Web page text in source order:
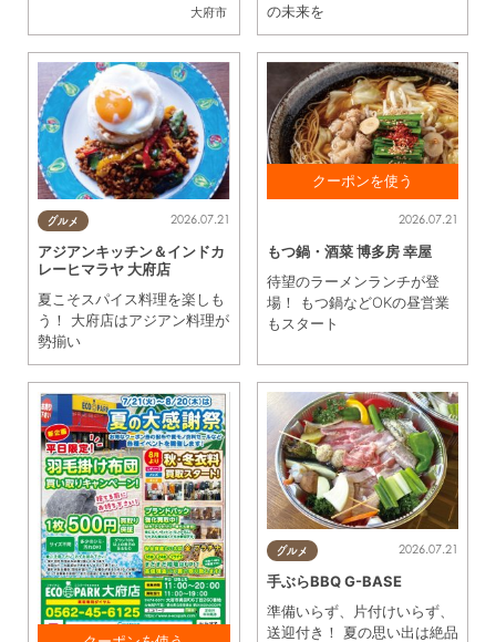
大府市
の未来を
グルメ 2026.07.21
アジアンキッチン＆インドカ
レーヒマラヤ 大府店
夏こそスパイス料理を楽しも
う！ 大府店はアジアン料理が
勢揃い
※1枚に付き1グループ利用
OK
2026.07.21
もつ鍋・酒菜 博多房 幸屋
待望のラーメンランチが登
場！ もつ鍋などOKの昼営業
もスタート
グルメ 2026.07.21
手ぶらBBQ G-BASE
準備いらず、片付けいらず、
送迎付き！ 夏の思い出は絶品